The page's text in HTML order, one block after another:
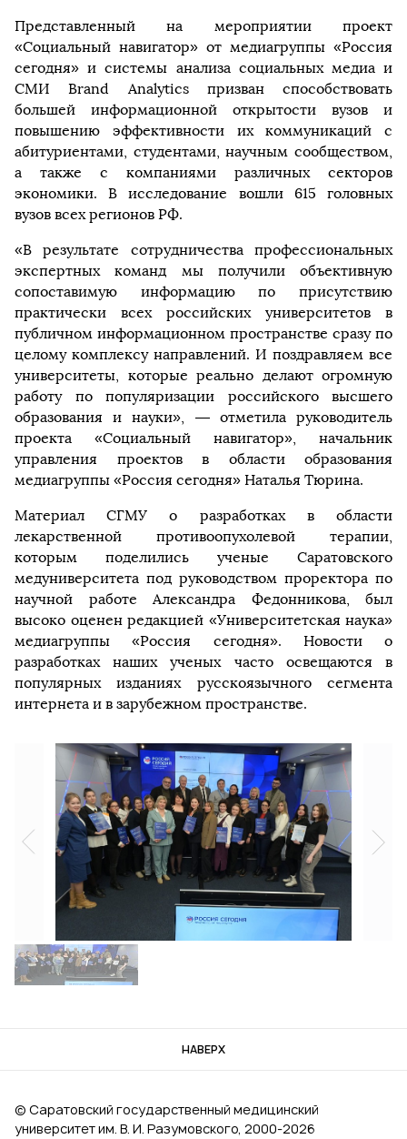
Представленный на мероприятии проект
«Социальный навигатор» от медиагруппы «Россия
сегодня» и системы анализа социальных медиа и
СМИ Brand Analytics призван способствовать
большей информационной открытости вузов и
повышению эффективности их коммуникаций с
абитуриентами, студентами, научным сообществом,
а также с компаниями различных секторов
экономики. В исследование вошли 615 головных
вузов всех регионов РФ.
«В результате сотрудничества профессиональных
экспертных команд мы получили объективную
сопоставимую информацию по присутствию
практически всех российских университетов в
публичном информационном пространстве сразу по
целому комплексу направлений. И поздравляем все
университеты, которые реально делают огромную
работу по популяризации российского высшего
образования и науки», — отметила руководитель
проекта «Социальный навигатор», начальник
управления проектов в области образования
медиагруппы «Россия сегодня» Наталья Тюрина.
Материал СГМУ о разработках в области
лекарственной противоопухолевой терапии,
которым поделились ученые Саратовского
медуниверситета под руководством проректора по
научной работе Александра Федонникова, был
высоко оценен редакцией «Университетская наука»
медиагруппы «Россия сегодня». Новости о
разработках наших ученых часто освещаются в
популярных изданиях русскоязычного сегмента
интернета и в зарубежном пространстве.
НАВЕРХ
© Саратовский государственный медицинский
университет им. В. И. Разумовского, 2000‑2026